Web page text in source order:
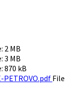
2 MB
3 MB
870 kB
PETROVO.pdf File